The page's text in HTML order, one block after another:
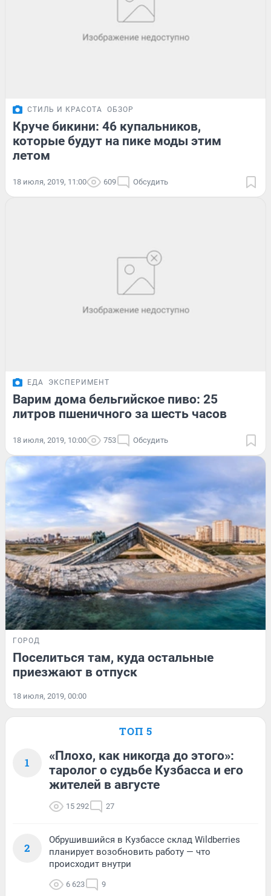
СТИЛЬ И КРАСОТА ОБЗОР
Круче бикини: 46 купальников,
которые будут на пике моды этим
летом
18 июля, 2019, 11:00 609 Обсудить
ЕДА ЭКСПЕРИМЕНТ
Варим дома бельгийское пиво: 25
литров пшеничного за шесть часов
18 июля, 2019, 10:00 753 Обсудить
ГОРОД
Поселиться там, куда остальные
приезжают в отпуск
18 июля, 2019, 00:00
ТОП 5
1
«Плохо, как никогда до этого»:
таролог о судьбе Кузбасса и его
жителей в августе
15 292 27
2
Обрушившийся в Кузбассе склад Wildberries
планирует возобновить работу — что
происходит внутри
6 623 9